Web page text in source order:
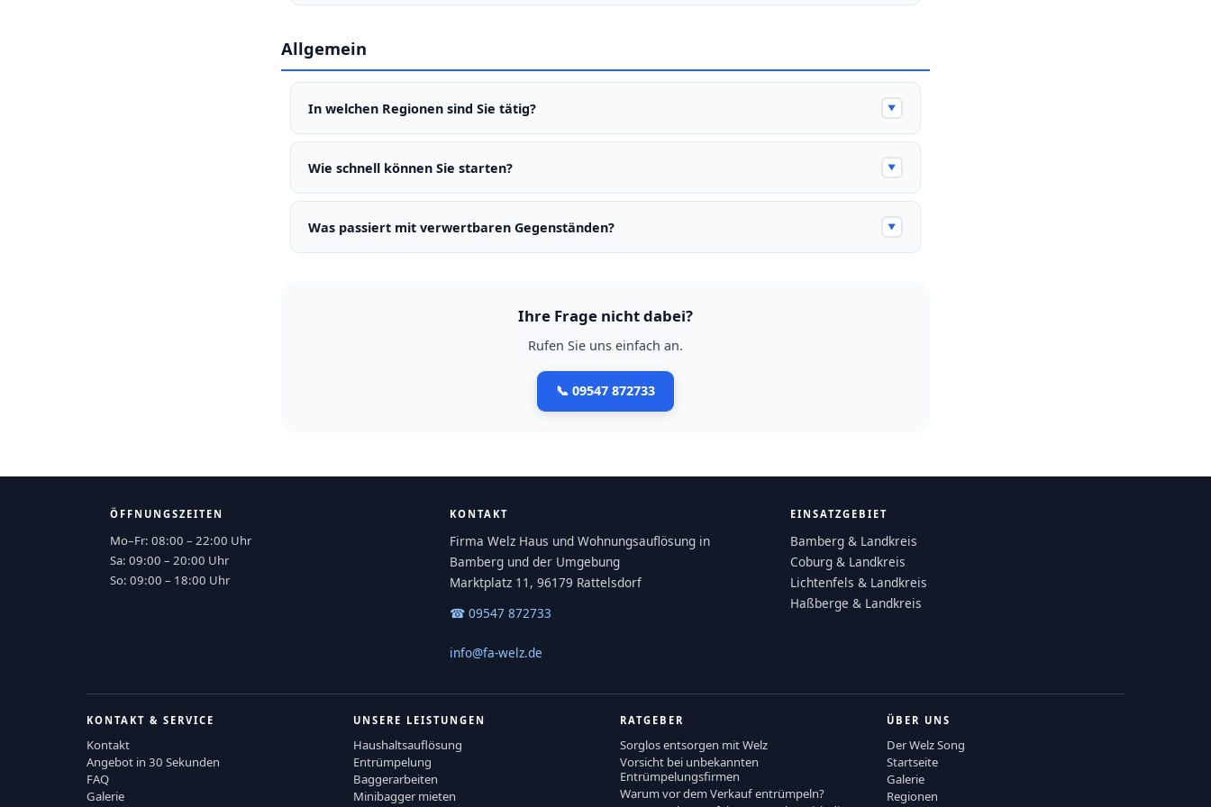
Allgemein
In welchen Regionen sind Sie tätig? ▼
Über 644 Städte in Bamberg, Coburg, Lichtenfels und Haßberge.
Wie schnell können Sie starten?
▼
In der Regel innerhalb von 48 Stunden.
Was passiert mit verwertbaren Gegenständen?
▼
Ihre Frage nicht dabei?
Rufen Sie uns einfach an.
📞 09547 872733
ÖFFNUNGSZEITEN
Mo–Fr: 08:00 – 22:00 Uhr
Sa: 09:00 – 20:00 Uhr
So: 09:00 – 18:00 Uhr
KONTAKT
Firma Welz Haus und Wohnungsauflösung in
Bamberg und der Umgebung
Marktplatz 11, 96179 Rattelsdorf
☎ 09547 872733
info@fa-welz.de
EINSATZGEBIET
Bamberg & Landkreis
Coburg & Landkreis
Lichtenfels & Landkreis
Haßberge & Landkreis
KONTAKT & SERVICE
Kontakt
Angebot in 30 Sekunden
FAQ
Galerie
UNSERE LEISTUNGEN
Haushaltsauflösung
Entrümpelung
Baggerarbeiten
Minibagger mieten
RATGEBER
Sorglos entsorgen mit Welz
Vorsicht bei unbekannten
Entrümpelungsfirmen
Warum vor dem Verkauf entrümpeln?
ÜBER UNS
Der Welz Song
Startseite
Galerie
Regionen